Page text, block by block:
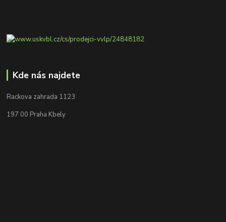
Kde nás najdete
Rackova zahrada 1123
197 00 Praha Kbely